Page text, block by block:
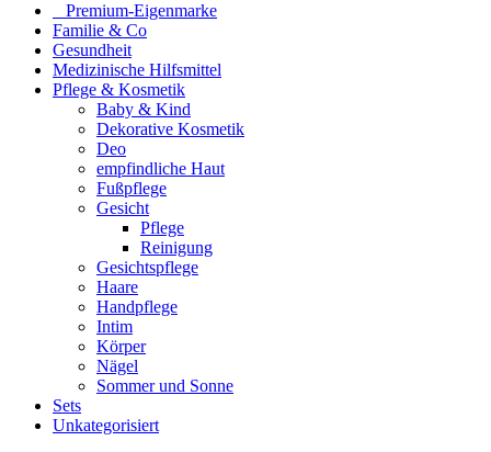
⠀​Premium-Eigenmarke
Familie & Co
Gesundheit
Medizinische Hilfsmittel
Pflege & Kosmetik
Baby & Kind
Dekorative Kosmetik
Deo
empfindliche Haut
Fußpflege
Gesicht
Pflege
Reinigung
Gesichtspflege
Haare
Handpflege
Intim
Körper
Nägel
Sommer und Sonne
Sets
Unkategorisiert